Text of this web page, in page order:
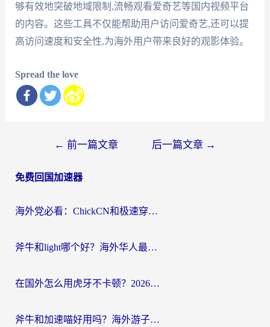
够有效地突破地域限制,流畅观看爱奇艺等国内视频平台
的内容。这些工具不仅能帮助用户访问爱奇艺,还可以提
高访问速度和安全性,为海外用户带来良好的观影体验。
Spread the love
导
← 前一篇文章 后一篇文章 →
免费回国加速器
海外党必看：ChickCN和极速穿梭VPN好用吗？3招教你选对回国加速器无缝刷国内资源
斧牛和light哪个好？海外华人最关心的回国加速器选择难题，一篇讲透
在国外怎么用虎牙不卡顿？2026海外华人亲测有效的回国加速器选择指南
斧牛和加速喵好用吗？海外游子的真实选择困境